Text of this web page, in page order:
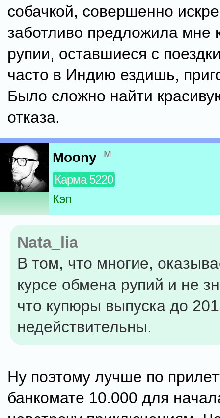
собачкой, совершенно
заботливо предложила мне
рупии, оставшиеся с
часто в Индию ездишь,
Было сложно найти
отказа.
Moony м
Карма 5220
Кэп
Nata_lia
В том, что многие,
курсе обмена рупий и не
что купюры выпуска до
недействительны.
Ну поэтому лучше по
банкомате 10.000 для